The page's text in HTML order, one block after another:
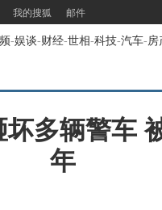
我的搜狐 邮件
-娱谈-财经-世相-科技-汽车-房
多辆警车
年